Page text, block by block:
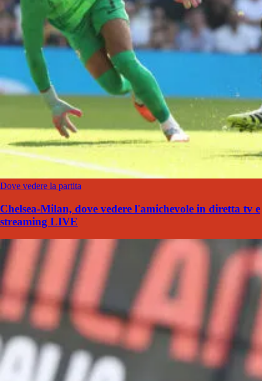
Dove vedere la partita
Chelsea-Milan, dove vedere l'amichevole in diretta tv e
streaming LIVE